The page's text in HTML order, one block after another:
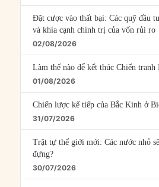
Đặt cược vào thất bại: Các quỹ đầu
và khía cạnh chính trị của vốn rủi ro
02/08/2026
Làm thế nào để kết thúc Chiến tranh
01/08/2026
Chiến lược kế tiếp của Bắc Kinh ở
31/07/2026
Trật tự thế giới mới: Các nước nhỏ
đựng?
30/07/2026